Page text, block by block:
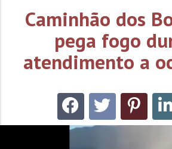
Caminhão dos
pega fogo
atendimento a